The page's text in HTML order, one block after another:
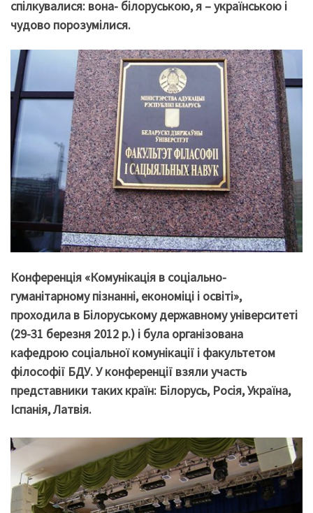
спілкувалися: вона- білоруською, я – українською і
чудово порозумілися.
Конференція «Комунікація в соціально-
гуманітарному пізнанні, економіці і освіті»,
проходила в Білоруському державному університеті
(29-31 березня 2012 р.) і була організована
кафедрою соціальної комунікації і факультетом
філософії БДУ. У конференції взяли участь
представники таких країн: Білорусь, Росія, Україна,
Іспанія, Латвія.